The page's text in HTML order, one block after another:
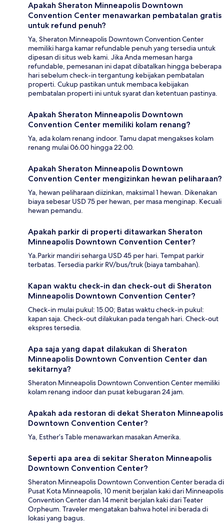
Apakah Sheraton Minneapolis Downtown
Convention Center menawarkan pembatalan gratis
untuk refund penuh?
Ya, Sheraton Minneapolis Downtown Convention Center
memiliki harga kamar refundable penuh yang tersedia untuk
dipesan di situs web kami. Jika Anda memesan harga
refundable, pemesanan ini dapat dibatalkan hingga beberapa
hari sebelum check-in tergantung kebijakan pembatalan
properti. Cukup pastikan untuk membaca kebijakan
pembatalan properti ini untuk syarat dan ketentuan pastinya.
Apakah Sheraton Minneapolis Downtown
Convention Center memiliki kolam renang?
Ya, ada kolam renang indoor. Tamu dapat mengakses kolam
renang mulai 06.00 hingga 22.00.
Apakah Sheraton Minneapolis Downtown
Convention Center mengizinkan hewan peliharaan?
Ya, hewan peliharaan diizinkan, maksimal 1 hewan. Dikenakan
biaya sebesar USD 75 per hewan, per masa menginap. Kecuali
hewan pemandu.
Apakah parkir di properti ditawarkan Sheraton
Minneapolis Downtown Convention Center?
Ya.Parkir mandiri seharga USD 45 per hari. Tempat parkir
terbatas. Tersedia parkir RV/bus/truk (biaya tambahan).
Kapan waktu check-in dan check-out di Sheraton
Minneapolis Downtown Convention Center?
Check-in mulai pukul: 15.00; Batas waktu check-in pukul:
kapan saja. Check-out dilakukan pada tengah hari. Check-out
ekspres tersedia.
Apa saja yang dapat dilakukan di Sheraton
Minneapolis Downtown Convention Center dan
sekitarnya?
Sheraton Minneapolis Downtown Convention Center memiliki
kolam renang indoor dan pusat kebugaran 24 jam.
Apakah ada restoran di dekat Sheraton Minneapolis
Downtown Convention Center?
Ya, Esther’s Table menawarkan masakan Amerika.
Seperti apa area di sekitar Sheraton Minneapolis
Downtown Convention Center?
Sheraton Minneapolis Downtown Convention Center berada di
Pusat Kota Minneapolis, 10 menit berjalan kaki dari Minneapolis
Convention Center dan 14 menit berjalan kaki dari Teater
Orpheum. Traveler mengatakan bahwa hotel ini berada di
lokasi yang bagus.